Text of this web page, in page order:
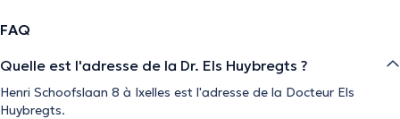
FAQ
Quelle est l'adresse de la Dr. Els Huybregts ?
Henri Schoofslaan 8 à Ixelles est l'adresse de la Docteur Els
Huybregts.